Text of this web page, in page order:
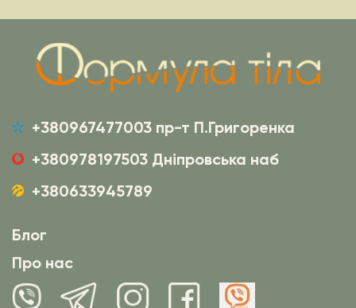
+380967477003 пр-т П.Григоренка
+380978197503 Дніпровська наб
+380633945789
Блог
Про нас